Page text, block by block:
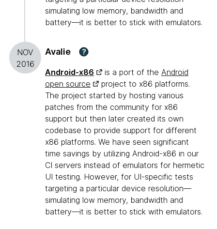
simulating low memory, bandwidth and
battery—it is better to stick with emulators.
NOV
2016
Avalie ?
Android-x86 is a port of the Android
open source
project to x86 platforms.
The project started by hosting various
patches from the community for x86
support but then later created its own
codebase to provide support for different
x86 platforms. We have seen significant
time savings by utilizing Android-x86 in our
CI servers instead of emulators for hermetic
UI testing. However, for UI-specific tests
targeting a particular device resolution—
simulating low memory, bandwidth and
battery—it is better to stick with emulators.